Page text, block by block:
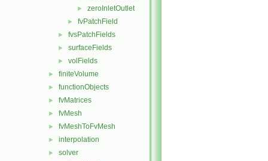
► zeroInletOutlet
► fvPatchField
► fvsPatchFields
► surfaceFields
► volFields
► finiteVolume
► functionObjects
► fvMatrices
► fvMesh
► fvMeshToFvMesh
► interpolation
► solver